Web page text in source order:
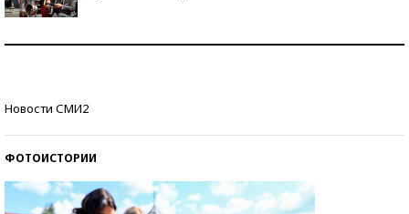
Новости СМИ2
ФОТОИСТОРИИ